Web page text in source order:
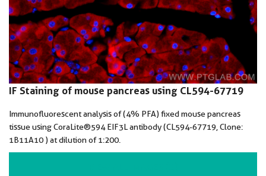
IF Staining of mouse pancreas using CL594-67719
Immunofluorescent analysis of (4% PFA) fixed mouse pancreas
tissue using CoraLite®594 EIF3L antibody (CL594-67719, Clone:
1B11A10 ) at dilution of 1:200.